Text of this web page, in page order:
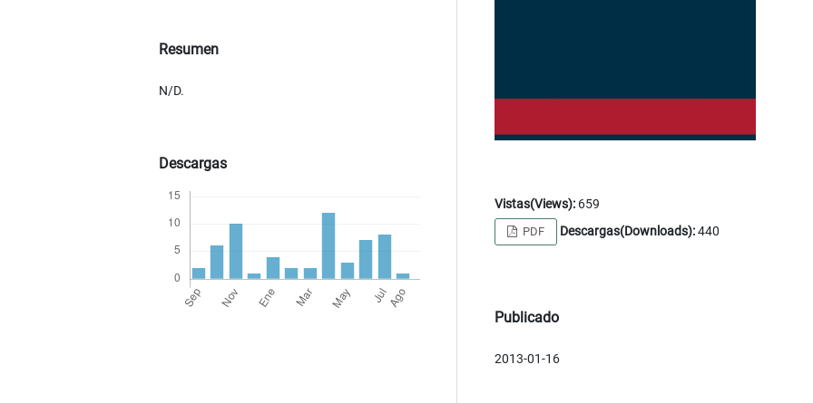
Resumen
N/D.
Descargas
Vistas(Views):659
PDF Descargas(Downloads):440
Publicado
2013-01-16